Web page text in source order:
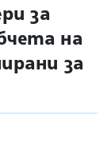
за
на
за